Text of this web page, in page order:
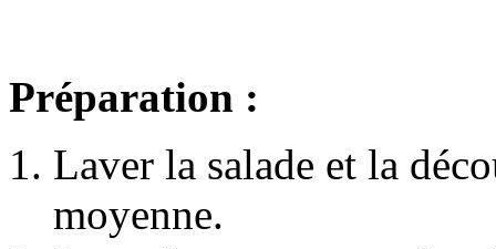
Préparation :
Laver la salade et la
moyenne.